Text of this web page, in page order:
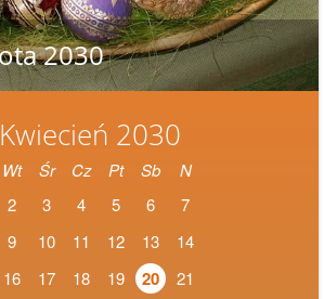
Kwiecień 2030
Wt Śr Cz Pt Sb
N
2 3 4 5 6
7
9 10 11 12 13
14
16 17 18 19 20
21
2030